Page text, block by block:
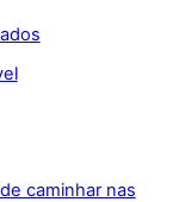
caminhar nas